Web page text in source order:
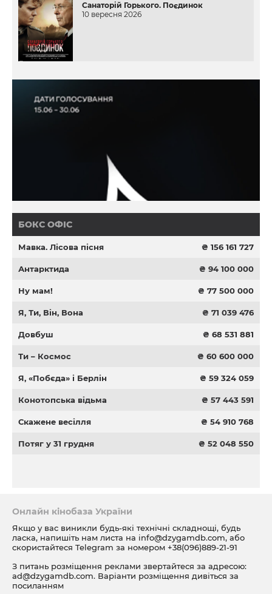
Санаторій Горького. Поєдинок
10 вересня 2026
БОКС ОФІС
Мавка. Лісова пісня ₴ 156 161 727
Антарктида ₴ 94 100 000
Ну мам! ₴ 77 500 000
Я, Ти, Він, Вона ₴ 71 039 476
Довбуш ₴ 68 531 881
Ти – Космос ₴ 60 600 000
Я, «Побєда» і Берлін ₴ 59 324 059
Конотопська відьма ₴ 57 443 591
Скажене весілля ₴ 54 910 768
Потяг у 31 грудня ₴ 52 048 550
Онлайн кінобаза України
Якщо у вас виникли будь-які технічні складнощі, будь
ласка, напишіть нам листа на info@dzygamdb.com, або
скористайтеся Telegram за номером +38(096)889-21-91
З питань розміщення реклами звертайтеся за адресою:
ad@dzygamdb.com. Варіанти розміщення дивіться за
посиланням